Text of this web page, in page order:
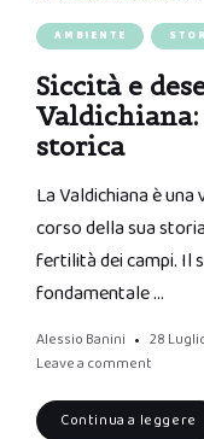
AMBIENTE
Siccità e
storica
La Valdichiana è
corso della sua
fertilità dei campi. Il
fondamentale …
Alessio Banini 28
Leave a comment
Continua a leggere